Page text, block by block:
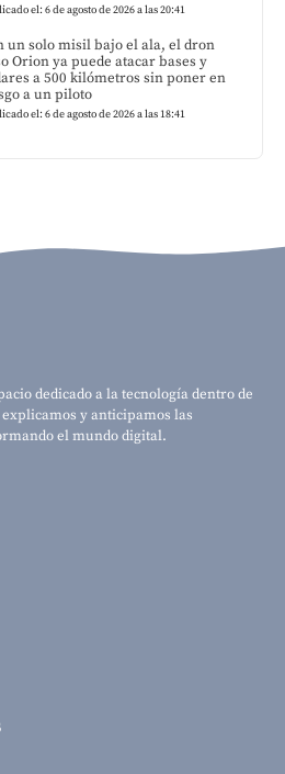
el: 6 de agosto de 2026 a las 20:41
un solo misil bajo el ala, el dron
Orion ya puede atacar bases y
a 500 kilómetros sin poner en
a un piloto
el: 6 de agosto de 2026 a las 18:41
dedicado a la tecnología dentro de
y anticipamos las
el mundo digital.